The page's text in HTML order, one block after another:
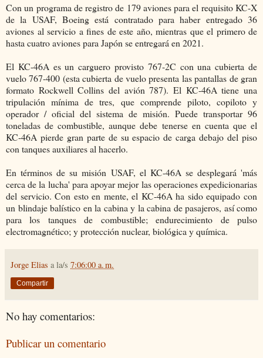
Con un programa de registro de 179 aviones para el requisito KC-X
de la USAF, Boeing está contratado para haber entregado 36
aviones al servicio a fines de este año, mientras que el primero de
hasta cuatro aviones para Japón se entregará en 2021.
El KC-46A es un carguero provisto 767-2C con una cubierta de
vuelo 767-400 (esta cubierta de vuelo presenta las pantallas de gran
formato Rockwell Collins del avión 787). El KC-46A tiene una
tripulación mínima de tres, que comprende piloto, copiloto y
operador / oficial del sistema de misión. Puede transportar 96
toneladas de combustible, aunque debe tenerse en cuenta que el
KC-46A pierde gran parte de su espacio de carga debajo del piso
con tanques auxiliares al hacerlo.
En términos de su misión USAF, el KC-46A se desplegará 'más
cerca de la lucha' para apoyar mejor las operaciones expedicionarias
del servicio. Con esto en mente, el KC-46A ha sido equipado con
un blindaje balístico en la cabina y la cabina de pasajeros, así como
para los tanques de combustible; endurecimiento de pulso
electromagnético; y protección nuclear, biológica y química.
Jorge Elias a la/s 7:06:00 a. m.
Compartir
No hay comentarios:
Publicar un comentario